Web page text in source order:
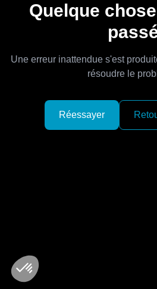
Quelque
Une erreur inattendue s'est
résoudre le
Réessayer